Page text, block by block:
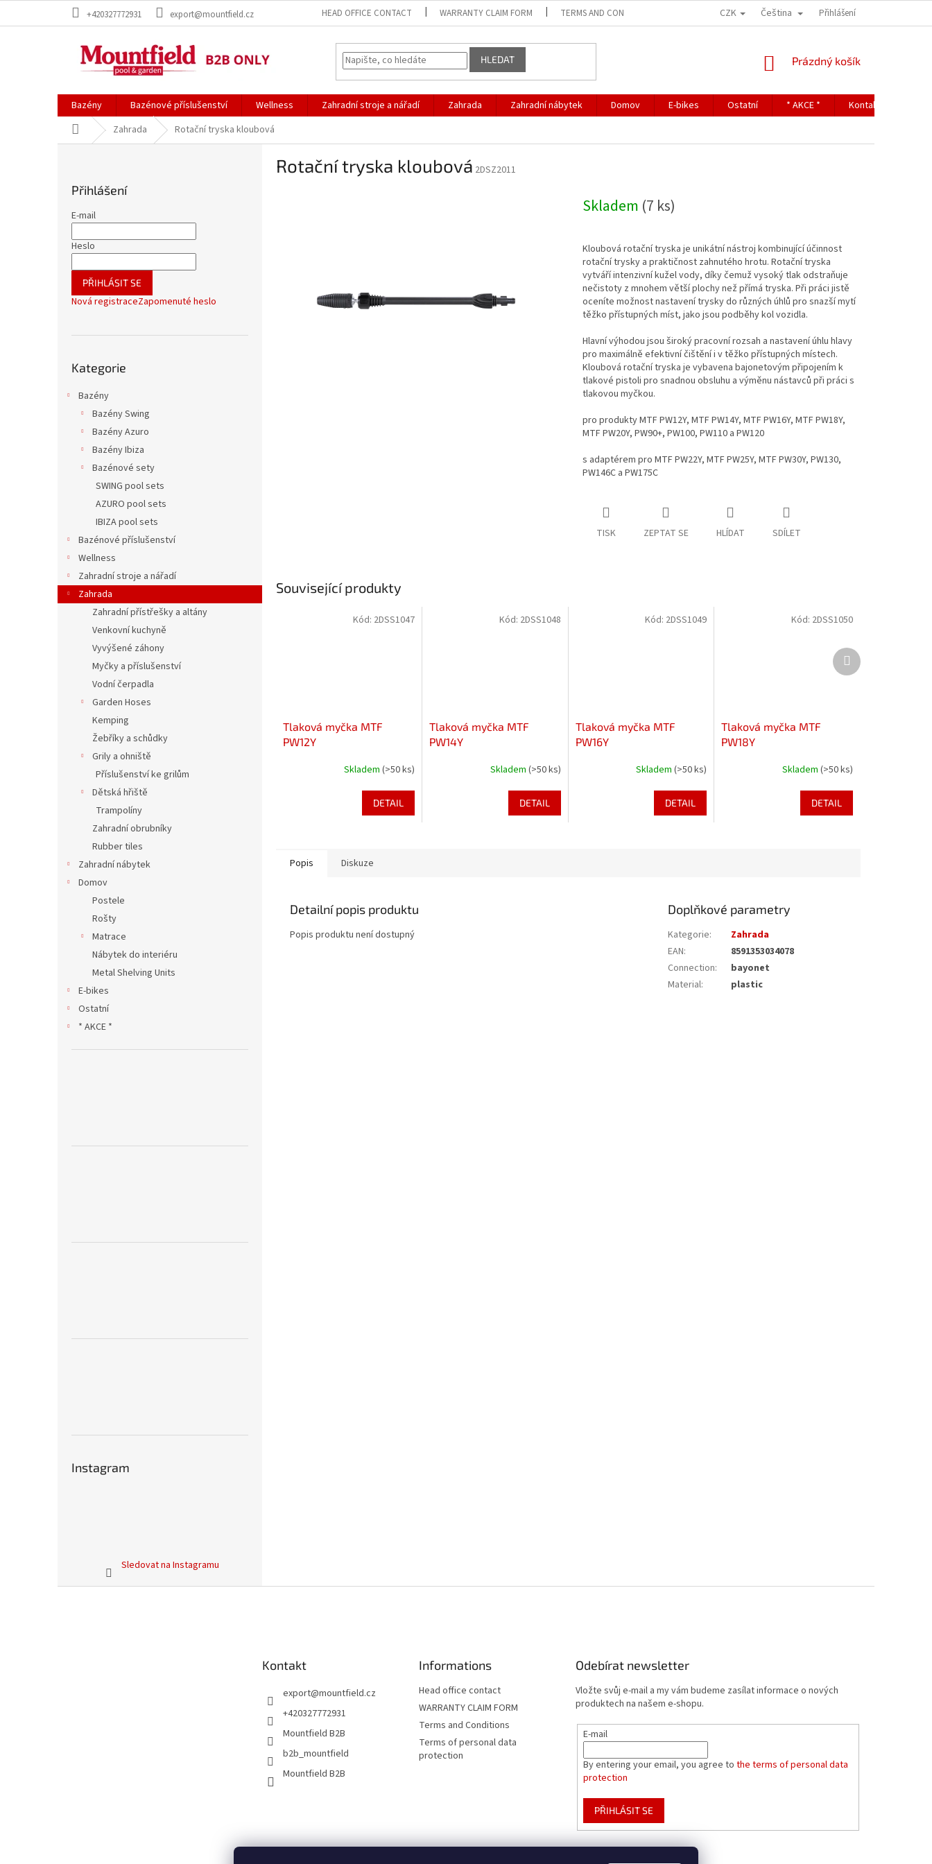
+420327772931 export@mountfield.cz HEAD OFFICE CONTACT WARRANTY CLAIM FORM TERMS AND CONDITIONS TERMS OF PERSONAL DATA PROTECTION
CZK Čeština Přihlášení
HLEDAT
NÁKUPNÍ
Prázdný košík
Bazény Bazénové příslušenství Wellness Zahradní stroje a nářadí Zahrada Zahradní nábytek Domov E-bikes Ostatní * AKCE *
Kontakty
Domů Zahrada Rotační tryska kloubová
Přihlášení
E-mail
Heslo
PŘIHLÁSIT SE
Nová registraceZapomenuté heslo
kategorie
Kategorie
Bazény
Bazény Swing
Bazény Azuro
Bazény Ibiza
Bazénové sety
SWING pool sets
AZURO pool sets
IBIZA pool sets
Bazénové příslušenství
Wellness
Zahradní stroje a nářadí
Zahrada
Zahradní přístřešky a altány
Venkovní kuchyně
Vyvýšené záhony
Myčky a příslušenství
Vodní čerpadla
Garden Hoses
Kemping
Žebříky a schůdky
Grily a ohniště
Příslušenství ke grilům
Dětská hřiště
Trampolíny
Zahradní obrubníky
Rubber tiles
Zahradní nábytek
Domov
Postele
Rošty
Matrace
Nábytek do interiéru
Metal Shelving Units
E-bikes
Ostatní
* AKCE *
Instagram
Sledovat na Instagramu
Rotační tryska kloubová 2DSZ2011
Skladem (7 ks)
Kloubová rotační tryska je unikátní nástroj kombinující účinnost
rotační trysky a praktičnost zahnutého hrotu. Rotační tryska
vytváří intenzivní kužel vody, díky čemuž vysoký tlak odstraňuje
nečistoty z mnohem větší plochy než přímá tryska. Při práci jistě
oceníte možnost nastavení trysky do různých úhlů pro snazší mytí
těžko přístupných míst, jako jsou podběhy kol vozidla.
Hlavní výhodou jsou široký pracovní rozsah a nastavení úhlu hlavy
pro maximálně efektivní čištění i v těžko přístupných místech.
Kloubová rotační tryska je vybavena bajonetovým připojením k
tlakové pistoli pro snadnou obsluhu a výměnu nástavců při práci s
tlakovou myčkou.
pro produkty MTF PW12Y, MTF PW14Y, MTF PW16Y, MTF PW18Y,
MTF PW20Y, PW90+, PW100, PW110 a PW120
s adaptérem pro MTF PW22Y, MTF PW25Y, MTF PW30Y, PW130,
PW146C a PW175C
TISK ZEPTAT SE HLÍDAT SDÍLET
Související produkty
Tlaková myčka MTF
PW12Y
Skladem (>50 ks)
DETAIL
Kód: 2DSS1047
Tlaková myčka MTF
PW14Y
Skladem (>50 ks)
DETAIL
Kód: 2DSS1048
Tlaková myčka MTF
PW16Y
Skladem(>50 ks)
DETAIL
Kód: 2DSS1049
Tlaková myčka MTF
PW18Y
Skladem (>50 ks)
DETAIL
Kód: 2DSS1050
Další
produkt
Popis Diskuze
Detailní popis produktu
Popis produktu není dostupný
Doplňkové parametry
Kategorie:
Zahrada
EAN:
8591353034078
Connection:
bayonet
Material: plastic
Kontakt
export@mountfield.cz
+420327772931
Mountfield B2B
b2b_mountfield
Mountfield B2B
Informations
Head office contact
WARRANTY CLAIM FORM
Terms and Conditions
Terms of personal data
protection
Odebírat newsletter
Vložte svůj e-mail a my vám budeme zasílat informace o nových
produktech na našem e-shopu.
E-mail
By entering your email, you agree tothe terms of personal data
protection
PŘIHLÁSIT SE